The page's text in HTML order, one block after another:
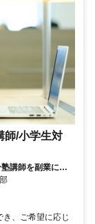
師/小学生対
講師を副業に！
、ご希望に応じ